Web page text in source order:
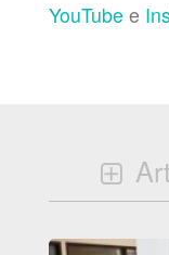
YouTube e